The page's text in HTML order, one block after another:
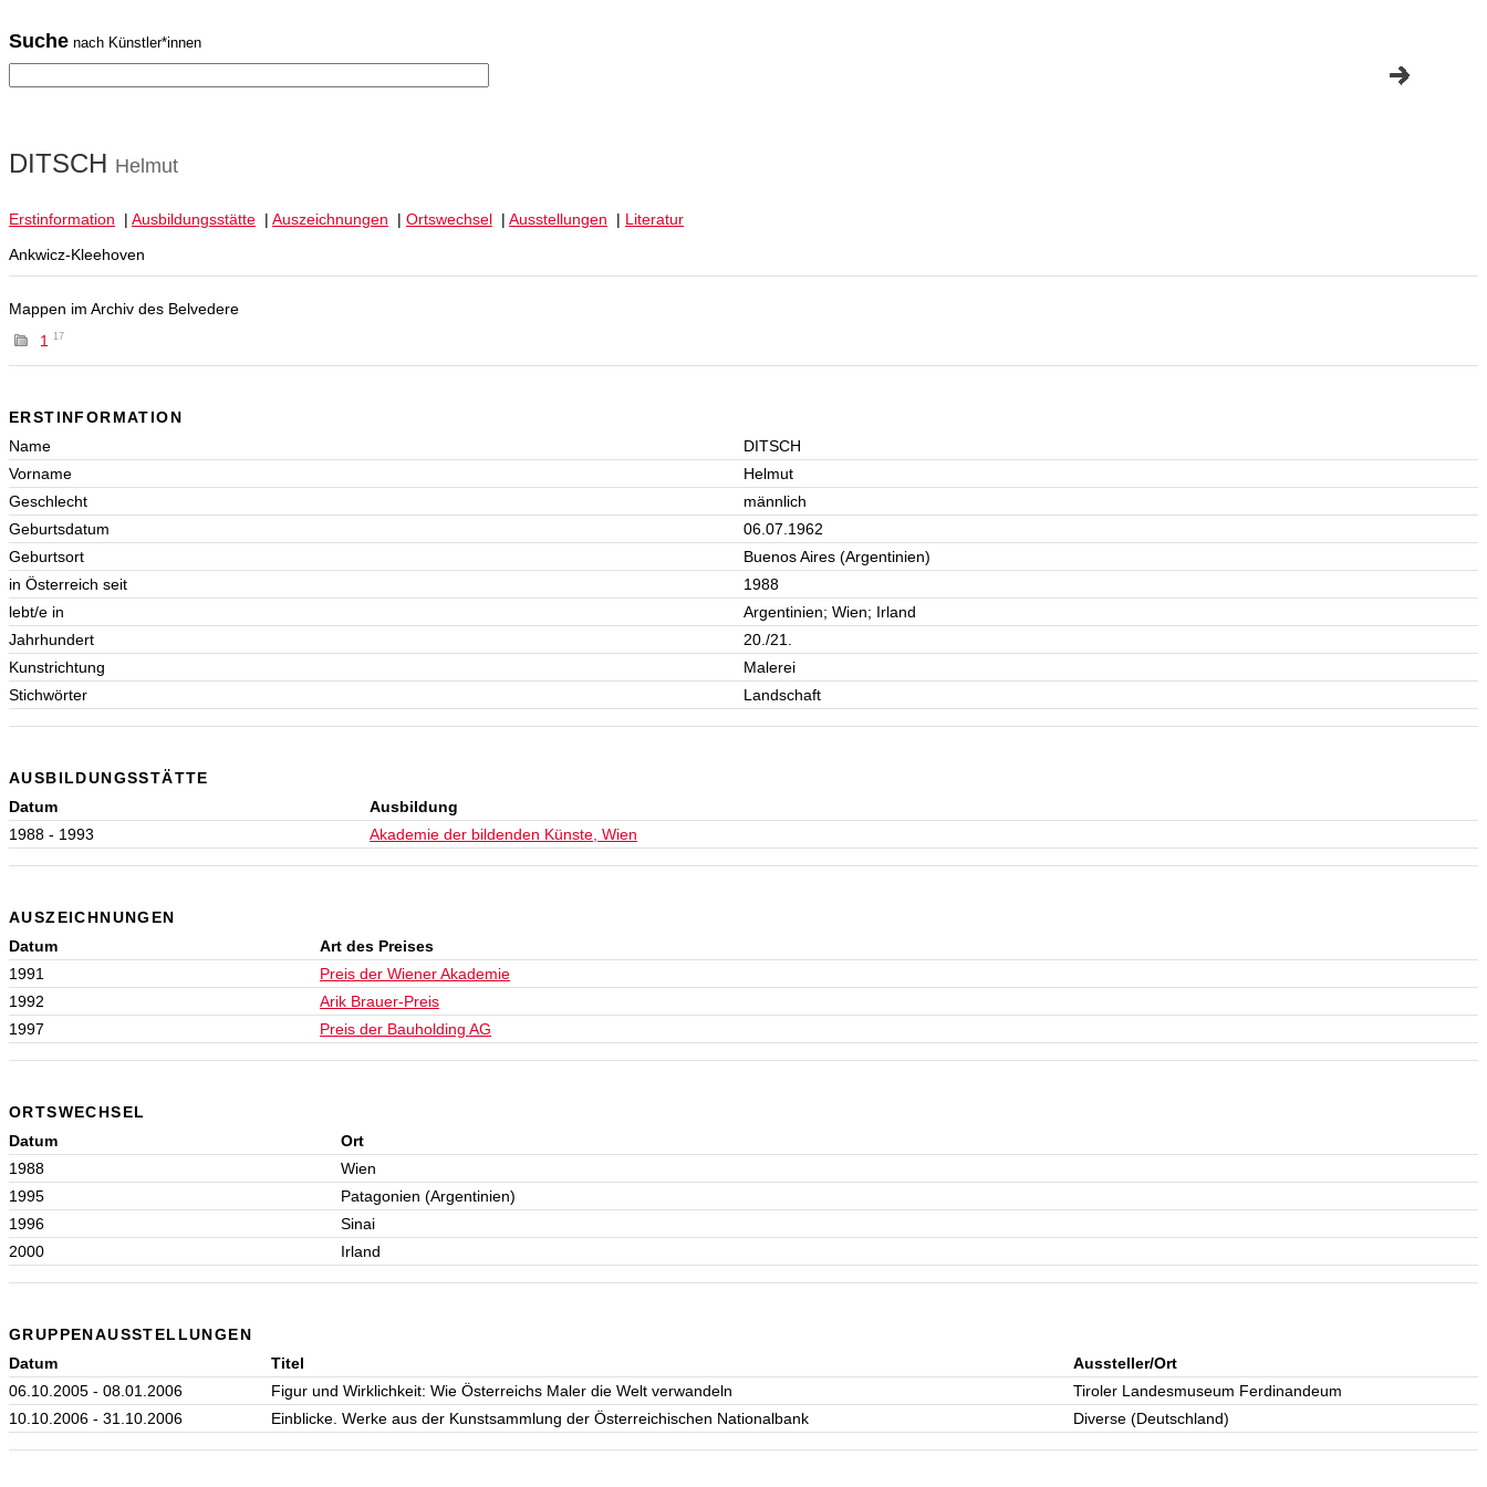
Suche nach Künstler*innen
DITSCH Helmut
Erstinformation | Ausbildungsstätte | Auszeichnungen | Ortswechsel | Ausstellungen | Literatur
Ankwicz-Kleehoven
Mappen im Archiv des Belvedere
1
17
ERSTINFORMATION
Name
DITSCH
Vorname
Helmut
Geschlecht
männlich
Geburtsdatum
06.07.1962
Geburtsort
Buenos Aires (Argentinien)
in Österreich seit
1988
lebt/e in
Argentinien; Wien; Irland
Jahrhundert
20./21.
Kunstrichtung
Malerei
Stichwörter
Landschaft
AUSBILDUNGSSTÄTTE
Datum
Ausbildung
1988 - 1993
Akademie der bildenden Künste, Wien
AUSZEICHNUNGEN
Datum
Art des Preises
1991
Preis der Wiener Akademie
1992
Arik Brauer-Preis
1997
Preis der Bauholding AG
ORTSWECHSEL
Datum
Ort
1988
Wien
1995
Patagonien (Argentinien)
1996
Sinai
2000
Irland
GRUPPENAUSSTELLUNGEN
Datum
Titel
Aussteller/Ort
06.10.2005 - 08.01.2006
Figur und Wirklichkeit: Wie Österreichs Maler die Welt verwandeln
Tiroler Landesmuseum Ferdinandeum
10.10.2006 - 31.10.2006
Einblicke. Werke aus der Kunstsammlung der Österreichischen Nationalbank Diverse (Deutschland)